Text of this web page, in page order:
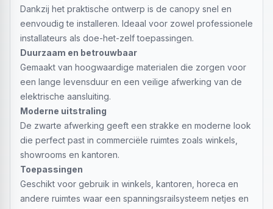
Dankzij het praktische ontwerp is de canopy snel en
eenvoudig te installeren. Ideaal voor zowel professionele
installateurs als doe-het-zelf toepassingen.
Duurzaam en betrouwbaar
Gemaakt van hoogwaardige materialen die zorgen voor
een lange levensduur en een veilige afwerking van de
elektrische aansluiting.
Moderne uitstraling
De zwarte afwerking geeft een strakke en moderne look
die perfect past in commerciële ruimtes zoals winkels,
showrooms en kantoren.
Toepassingen
Geschikt voor gebruik in winkels, kantoren, horeca en
andere ruimtes waar een spanningsrailsysteem netjes en